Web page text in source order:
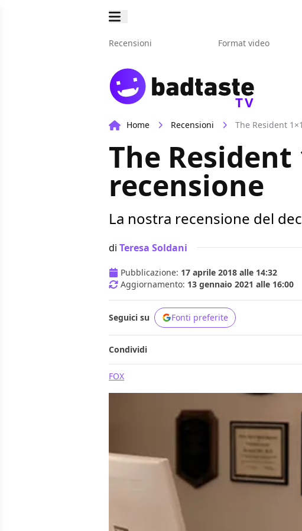
Recensioni Format video
TV
Home Recensioni The Resident
The Resident
recensione
La nostra recensione del
di Teresa Soldani
Pubblicazione: 17 aprile 2018 alle 14:32
Aggiornamento: 13 gennaio 2021 alle 16:00
Seguici su Fonti preferite
Condividi
FOX